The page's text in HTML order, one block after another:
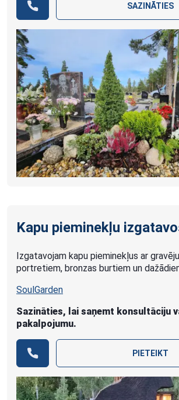
SAZINĀTIES
Kapu pieminekļu
Izgatavojam kapu pieminekļus ar
portretiem, bronzas burtiem un
SoulGarden
Sazināties, lai saņemt konsultāciju
pakalpojumu.
PIETEIKT